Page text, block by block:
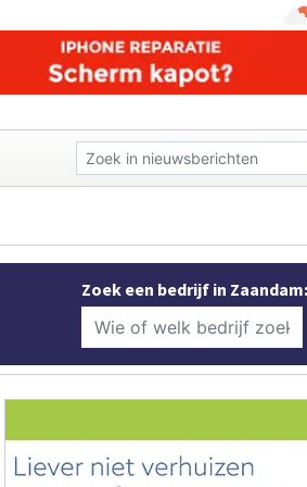
Zoek een bedrijf in Zaandam: